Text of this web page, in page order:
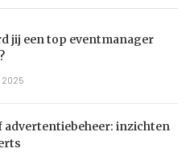
jij een top eventmanager
2025
advertentiebeheer: inzichten